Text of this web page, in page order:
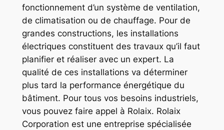
fonctionnement d’un système de ventilation,
de climatisation ou de chauffage. Pour de
grandes constructions, les installations
électriques constituent des travaux qu’il faut
planifier et réaliser avec un expert. La
qualité de ces installations va déterminer
plus tard la performance énergétique du
bâtiment. Pour tous vos besoins industriels,
vous pouvez faire appel à Rolaix. Rolaix
Corporation est une entreprise spécialisée